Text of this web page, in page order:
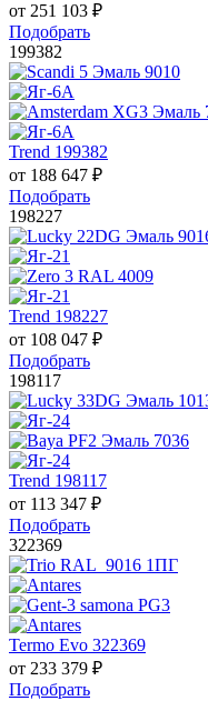
от 251 103 ₽
Подобрать
199382
Trend 199382
от 188 647 ₽
Подобрать
198227
Trend 198227
от 108 047 ₽
Подобрать
198117
Trend 198117
от 113 347 ₽
Подобрать
322369
Termo Evo 322369
от 233 379 ₽
Подобрать